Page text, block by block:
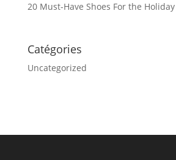
20 Must-Have Shoes For the Holiday
Catégories
Uncategorized